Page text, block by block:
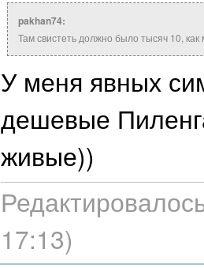
pakhan74:
Там свистеть должно было тысяч 10,
У меня явных
дешевые
живые))
17:13)